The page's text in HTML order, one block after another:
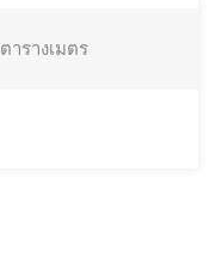
ตารางเมตร